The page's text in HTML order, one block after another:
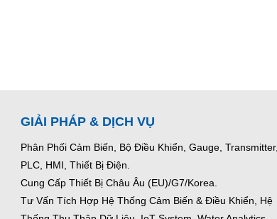
GIẢI PHÁP & DỊCH VỤ
Phân Phối Cảm Biến, Bộ Điều Khiển, Gauge, Transmitter,
PLC, HMI, Thiết Bị Điện.
Cung Cấp Thiết Bị Châu Âu (EU)/G7/Korea.
Tư Vấn Tích Hợp Hệ Thống Cảm Biến & Điều Khiển, Hệ